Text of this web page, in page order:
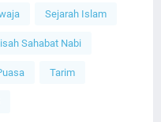
Sejarah Islam
Sahabat Nabi
Tarim